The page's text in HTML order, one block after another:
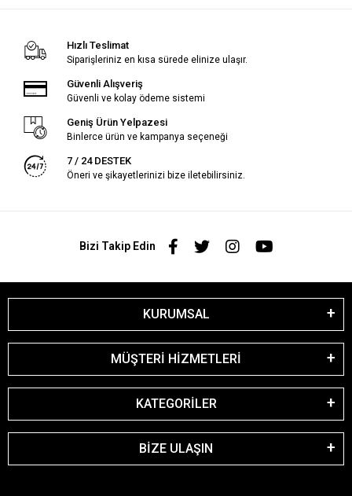
Hızlı Teslimat
Siparişleriniz en kısa sürede elinize ulaşır.
Güvenli Alışveriş
Güvenli ve kolay ödeme sistemi
Geniş Ürün Yelpazesi
Binlerce ürün ve kampanya seçeneği
7 / 24 DESTEK
Öneri ve şikayetlerinizi bize iletebilirsiniz.
Bizi Takip Edin
KURUMSAL
MÜŞTERİ HİZMETLERİ
KATEGORİLER
BİZE ULAŞIN